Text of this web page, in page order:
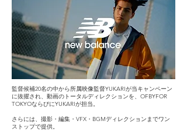
監督候補20名の中から所属映像監督YUKARIが当キャンペーン
に抜擢され、動画のトータルディレクションを、OFBYFOR
TOKYOならびにYUKARIが担当。
さらには、撮影・編集​・VFX・BGMディレクションまでワン
ストップで提供。